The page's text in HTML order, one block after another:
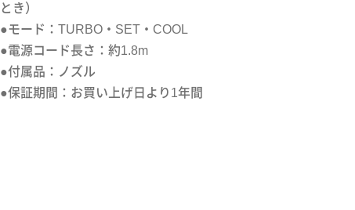
とき）
●モード：TURBO・SET・COOL
●電源コード長さ：約1.8m
●付属品：ノズル
●保証期間：お買い上げ日より1年間